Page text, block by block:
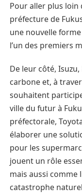
Pour aller plus loin
préfecture de
une nouvelle
l’un des premiers
De leur côté,
carbone et, à
souhaitent
ville du futur à
préfectorale,
élaborer une
pour les
jouent un rôle
mais aussi comme
catastrophe